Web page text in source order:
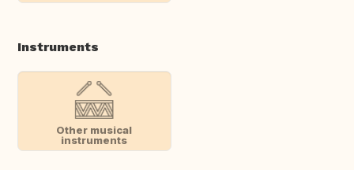
Instruments
Other musical
instruments